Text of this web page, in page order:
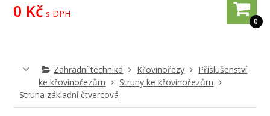
0
0 Kč s DPH
Zahradní technika Křovinořezy
Příslušenství
ke křovinořezům
Struny ke křovinořezům
Struna základní čtvercová